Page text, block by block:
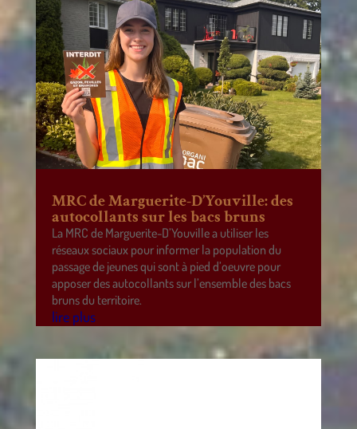
MRC de Marguerite-D’Youville: des
autocollants sur les bacs bruns
La MRC de Marguerite-D’Youville a utiliser les
réseaux sociaux pour informer la population du
passage de jeunes qui sont à pied d’oeuvre pour
apposer des autocollants sur l’ensemble des bacs
bruns du territoire.
lire plus